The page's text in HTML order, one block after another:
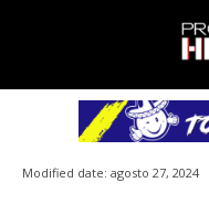
Modified date: agosto 27, 2024